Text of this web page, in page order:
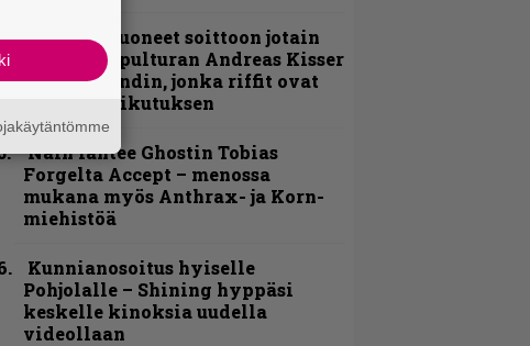
”He ovat tuoneet soittoon jotain
uutta” – Sepulturan Andreas Kisser
nimeää bändin, jonka riffit ovat
tehneet vaikutuksen
Näin lähtee Ghostin Tobias
Forgelta Accept – menossa
mukana myös Anthrax- ja Korn-
miehistöä
Kunnianosoitus hyiselle
Pohjolalle – Shining hyppäsi
keskelle kinoksia uudella
videollaan